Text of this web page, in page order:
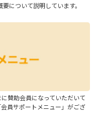
について説明しています。
賛助会員になっていただいて
員サポートメニュー」がござ